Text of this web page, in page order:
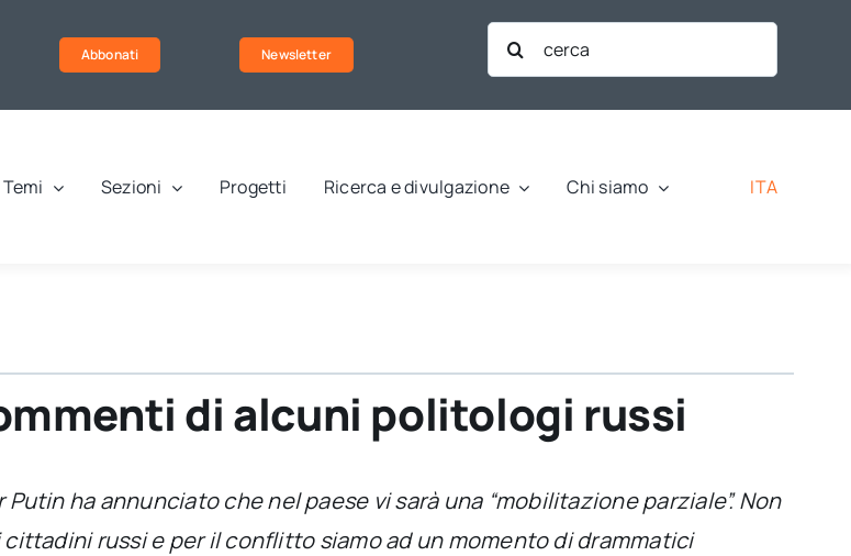
Abbonati Newsletter
Cerca
per:
Temi Sezioni Progetti Ricerca e divulgazione Chi siamo ITA
di alcuni politologi russi
ha annunciato che nel paese vi sarà una “mobilitazione parziale”. Non
russi e per il conflitto siamo ad un momento di drammatici